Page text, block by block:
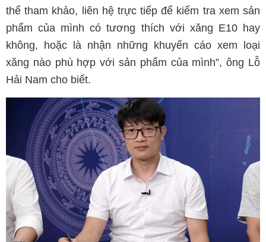
thể tham khảo, liên hệ trực tiếp để kiểm tra xem sản
phẩm của mình có tương thích với xăng E10 hay
không, hoặc là nhận những khuyến cáo xem loại
xăng nào phù hợp với sản phẩm của mình”, ông Lỗ
Hải Nam cho biết.